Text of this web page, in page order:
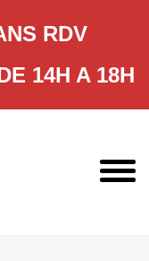
RDV
14H A 18H